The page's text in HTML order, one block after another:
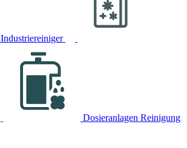
Industriereiniger
Dosieranlagen Reinigung